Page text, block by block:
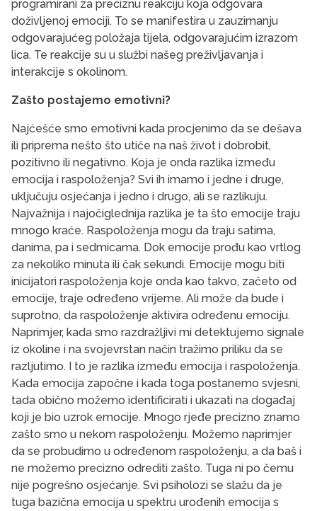
programirani za preciznu reakciju koja odgovara
doživljenoj emociji. To se manifestira u zauzimanju
odgovarajućeg položaja tijela, odgovarajućim izrazom
lica. Te reakcije su u službi našeg preživljavanja i
interakcije s okolinom.
Zašto postajemo emotivni?
Najćešće smo emotivni kada procjenimo da se dešava
ili priprema nešto što utiče na naš život i dobrobit,
pozitivno ili negativno. Koja je onda razlika između
emocija i raspoloženja? Svi ih imamo i jedne i druge,
uključuju osjećanja i jedno i drugo, ali se razlikuju.
Najvažnija i najočiglednija razlika je ta što emocije traju
mnogo kraće. Raspoloženja mogu da traju satima,
danima, pa i sedmicama. Dok emocije prođu kao vrtlog
za nekoliko minuta ili čak sekundi. Emocije mogu biti
inicijatori raspoloženja koje onda kao takvo, začeto od
emocije, traje određeno vrijeme. Ali može da bude i
suprotno, da raspoloženje aktivira određenu emociju.
Naprimjer, kada smo razdražljivi mi detektujemo signale
iz okoline i na svojevrstan način tražimo priliku da se
razljutimo. I to je razlika između emocija i raspoloženja.
Kada emocija započne i kada toga postanemo svjesni,
tada obično možemo identificirati i ukazati na događaj
koji je bio uzrok emocije. Mnogo rjeđe precizno znamo
zašto smo u nekom raspoloženju. Možemo naprimjer
da se probudimo u određenom raspoloženju, a da baš i
ne možemo precizno odrediti zašto. Tuga ni po čemu
nije pogrešno osjećanje. Svi psiholozi se slažu da je
tuga bazična emocija u spektru urođenih emocija s